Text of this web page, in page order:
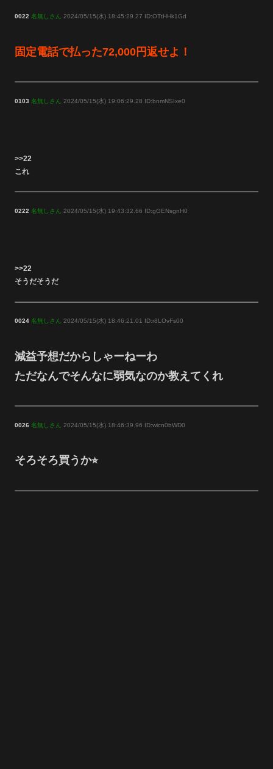
0022 名無しさん 2024/05/15(水) 18:45:29.27 ID:OTtHHk1Gd
固定電話で払った72,000円返せよ！
0103 名無しさん 2024/05/15(水) 19:06:29.28 ID:bnmNSIxe0
>>22
これ
0222 名無しさん 2024/05/15(水) 19:43:32.66 ID:gGENsgnH0
>>22
そうだそうだ
0024 名無しさん 2024/05/15(水) 18:46:21.01 ID:r8LOvFs00
減益予想だからしゃーねーわ
ただなんでそんなに弱気なのか教えてくれ
0026 名無しさん 2024/05/15(水) 18:46:39.96 ID:wicn0bWD0
そろそろ買うか⭐︎